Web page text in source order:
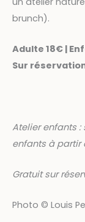
brunch).
Adulte 18€ |
Sur
Atelier enfants :
enfants à partir
Gratuit sur
Photo © Louis